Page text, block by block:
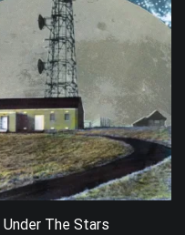
The Stars